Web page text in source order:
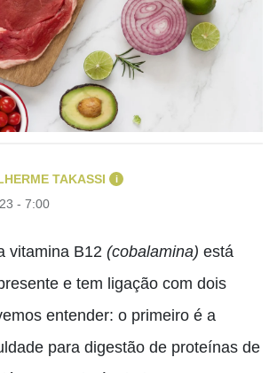
TAKASSI i
- 7:00
vitamina B12 (cobalamina) está
e tem ligação com dois
entender: o primeiro é a
para digestão de proteínas de